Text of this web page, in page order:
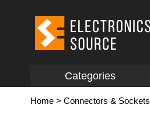
Categories
Home > Connectors & Sockets